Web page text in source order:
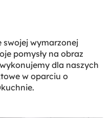
swojej wymarzonej
pomysły na obraz
dla naszych
w oparciu o